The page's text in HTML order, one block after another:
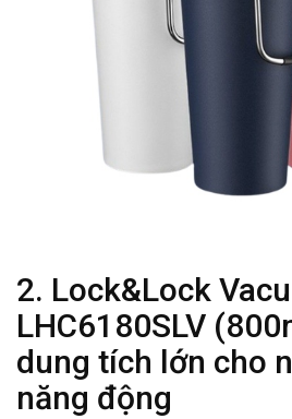
2. Lock&Lock
LHC6180SLV
dung tích lớn cho
năng động